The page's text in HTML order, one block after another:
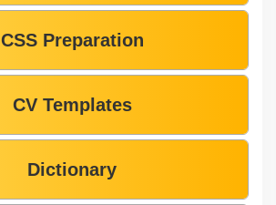
CSS Preparation
CV Templates
Dictionary